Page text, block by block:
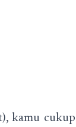
kamu cukup